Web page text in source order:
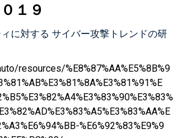
組んできま した。 このレポートで
からデータの分析と洞察を示しなが
ティの利害関係者がますますコネク
ムで認識する必要がある事象を強調し
ートでわかる事: 2018年の自動車サ
題は何か？ 過去10年間にコネクテッ
撃が何件発生しまし…
１９
に対する サイバー攻撃トレンドの研
resources/%E8%87%AA%E5%8B%9
%E6%92%83%E9%9